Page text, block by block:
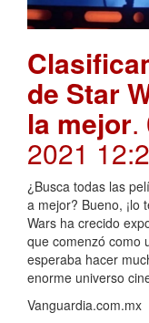
de Star
la mejor.
2021
¿Busca todas las
a mejor? Bueno, ¡lo
Wars ha crecido
que comenzó como
esperaba hacer
enorme universo
Vanguardia.com.mx